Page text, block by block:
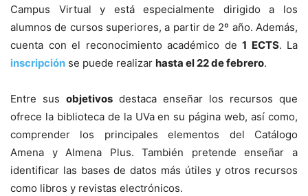
Campus Virtual y está especialmente dirigido a los
alumnos de cursos superiores, a partir de 2º año. Además,
cuenta con el reconocimiento académico de 1 ECTS. La
inscripción se puede realizar hasta el 22 de febrero.
Entre sus objetivos destaca enseñar los recursos que
ofrece la biblioteca de la UVa en su página web, así como,
comprender los principales elementos del Catálogo
Amena y Almena Plus. También pretende enseñar a
identificar las bases de datos más útiles y otros recursos
como libros y revistas electrónicos.